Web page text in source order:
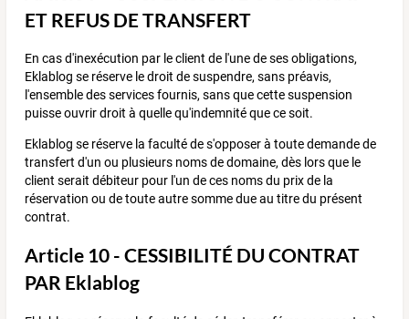
ET REFUS DE TRANSFERT
En cas d'inexécution par le client de l'une de ses obligations,
Eklablog se réserve le droit de suspendre, sans préavis,
l'ensemble des services fournis, sans que cette suspension
puisse ouvrir droit à quelle qu'indemnité que ce soit.
Eklablog se réserve la faculté de s'opposer à toute demande de
transfert d'un ou plusieurs noms de domaine, dès lors que le
client serait débiteur pour l'un de ces noms du prix de la
réservation ou de toute autre somme due au titre du présent
contrat.
Article 10 - CESSIBILITÉ DU CONTRAT
PAR Eklablog